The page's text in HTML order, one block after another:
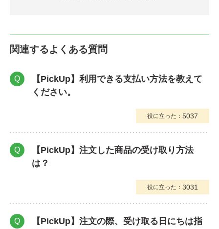
関連するよくある質問
Q
【PickUp】利用できる支払い方法を教えて
ください。
役に立った： 5037
Q
【PickUp】注文した商品の受け取り方法
は？
役に立った： 3031
Q
【PickUp】注文の際、受け取る日にちは指